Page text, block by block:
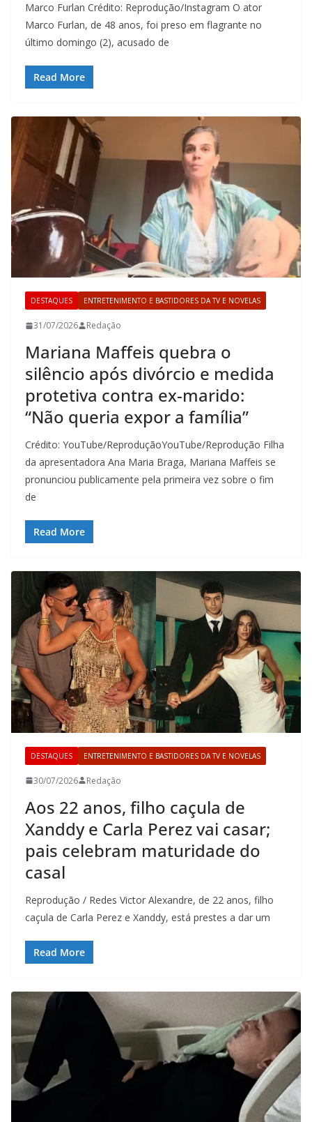
Marco Furlan Crédito: Reprodução/Instagram O ator
Marco Furlan, de 48 anos, foi preso em flagrante no
último domingo (2), acusado de
Read More
DESTAQUES ENTRETENIMENTO E BASTIDORES DA TV E NOVELAS
31/07/2026 Redação
Mariana Maffeis quebra o
silêncio após divórcio e medida
protetiva contra ex-marido:
“Não queria expor a família”
Crédito: YouTube/ReproduçãoYouTube/Reprodução Filha
da apresentadora Ana Maria Braga, Mariana Maffeis se
pronunciou publicamente pela primeira vez sobre o fim
de
Read More
DESTAQUES ENTRETENIMENTO E BASTIDORES DA TV E NOVELAS
30/07/2026 Redação
Aos 22 anos, filho caçula de
Xanddy e Carla Perez vai casar;
pais celebram maturidade do
casal
Reprodução / Redes Victor Alexandre, de 22 anos, filho
caçula de Carla Perez e Xanddy, está prestes a dar um
Read More